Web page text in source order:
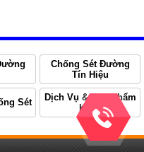
Chống Sét Đường
Tín Hiệu
Sét
Dịch Vụ & Sản Phẩm
Khác